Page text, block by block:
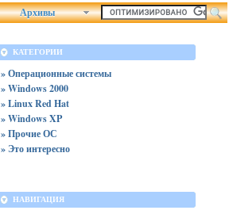
Архивы
КАТЕГОРИИ
» Операционные системы
» Windows 2000
» Linux Red Hat
» Windows XP
» Прочие ОС
» Это интересно
НАВИГАЦИЯ